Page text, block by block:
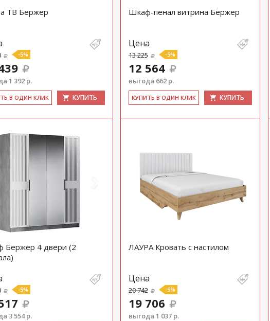
ТВ Бержер
-5%
1 392 р.
В ОДИН КЛИК КУПИТЬ
Шкаф-пенал витрина Бержер
Цена
13 225 -5%
12 564
выгода 662 р.
КУ­ПИТЬ В ОДИН КЛИК КУПИТЬ
Бержер 4 двери (2
-5%
3 554 р.
ЛАУРА Кровать с настилом
Цена
20 742 -5%
19 706
выгода 1 037 р.